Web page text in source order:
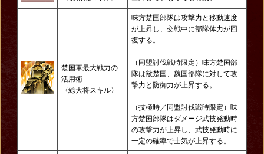
楚国軍最大戦力の
活用術
〈総大将スキル〉
味方楚国部隊は攻撃力と移動速度
が上昇し、交戦中に部隊体力が回
復する。
（同盟討伐戦時限定）味方楚国部
隊は敵楚国、魏国部隊に対して攻
撃力と防御力が上昇する。
（技極時／同盟討伐戦時限定）味
方楚国部隊はダメージ武技発動時
の攻撃力が上昇し、武技発動時に
一定の確率で士気が上昇する。